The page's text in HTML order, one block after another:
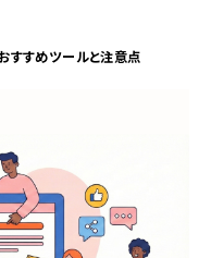
すすめツールと注意点